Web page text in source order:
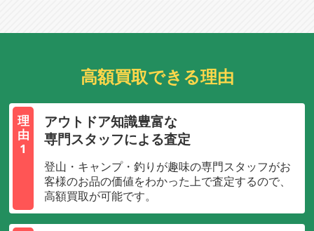
高額買取できる理由
理
由
1
アウトドア知識豊富な
専門スタッフによる査定
登山・キャンプ・釣りが趣味の専門スタッフがお
客様のお品の価値をわかった上で査定するので、
高額買取が可能です。